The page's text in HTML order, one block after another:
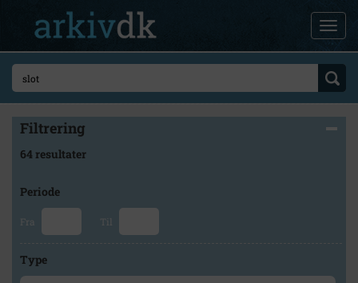
Filtrering
64 resultater
Periode
Fra Til
Type